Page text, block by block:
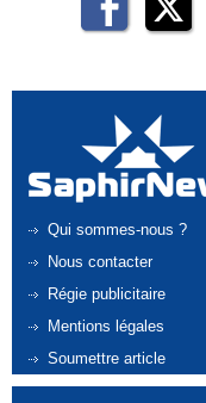
Qui sommes-nous ?
Nous contacter
Régie publicitaire
Mentions légales
Soumettre article